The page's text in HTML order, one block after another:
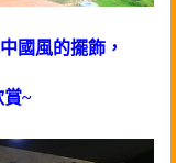
國風的擺飾，
~